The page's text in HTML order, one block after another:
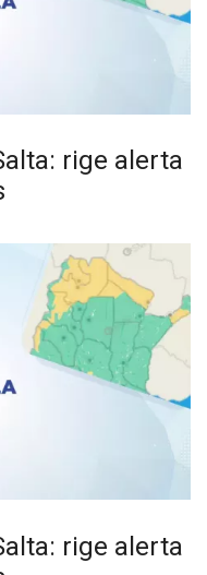
rige alerta
rige alerta